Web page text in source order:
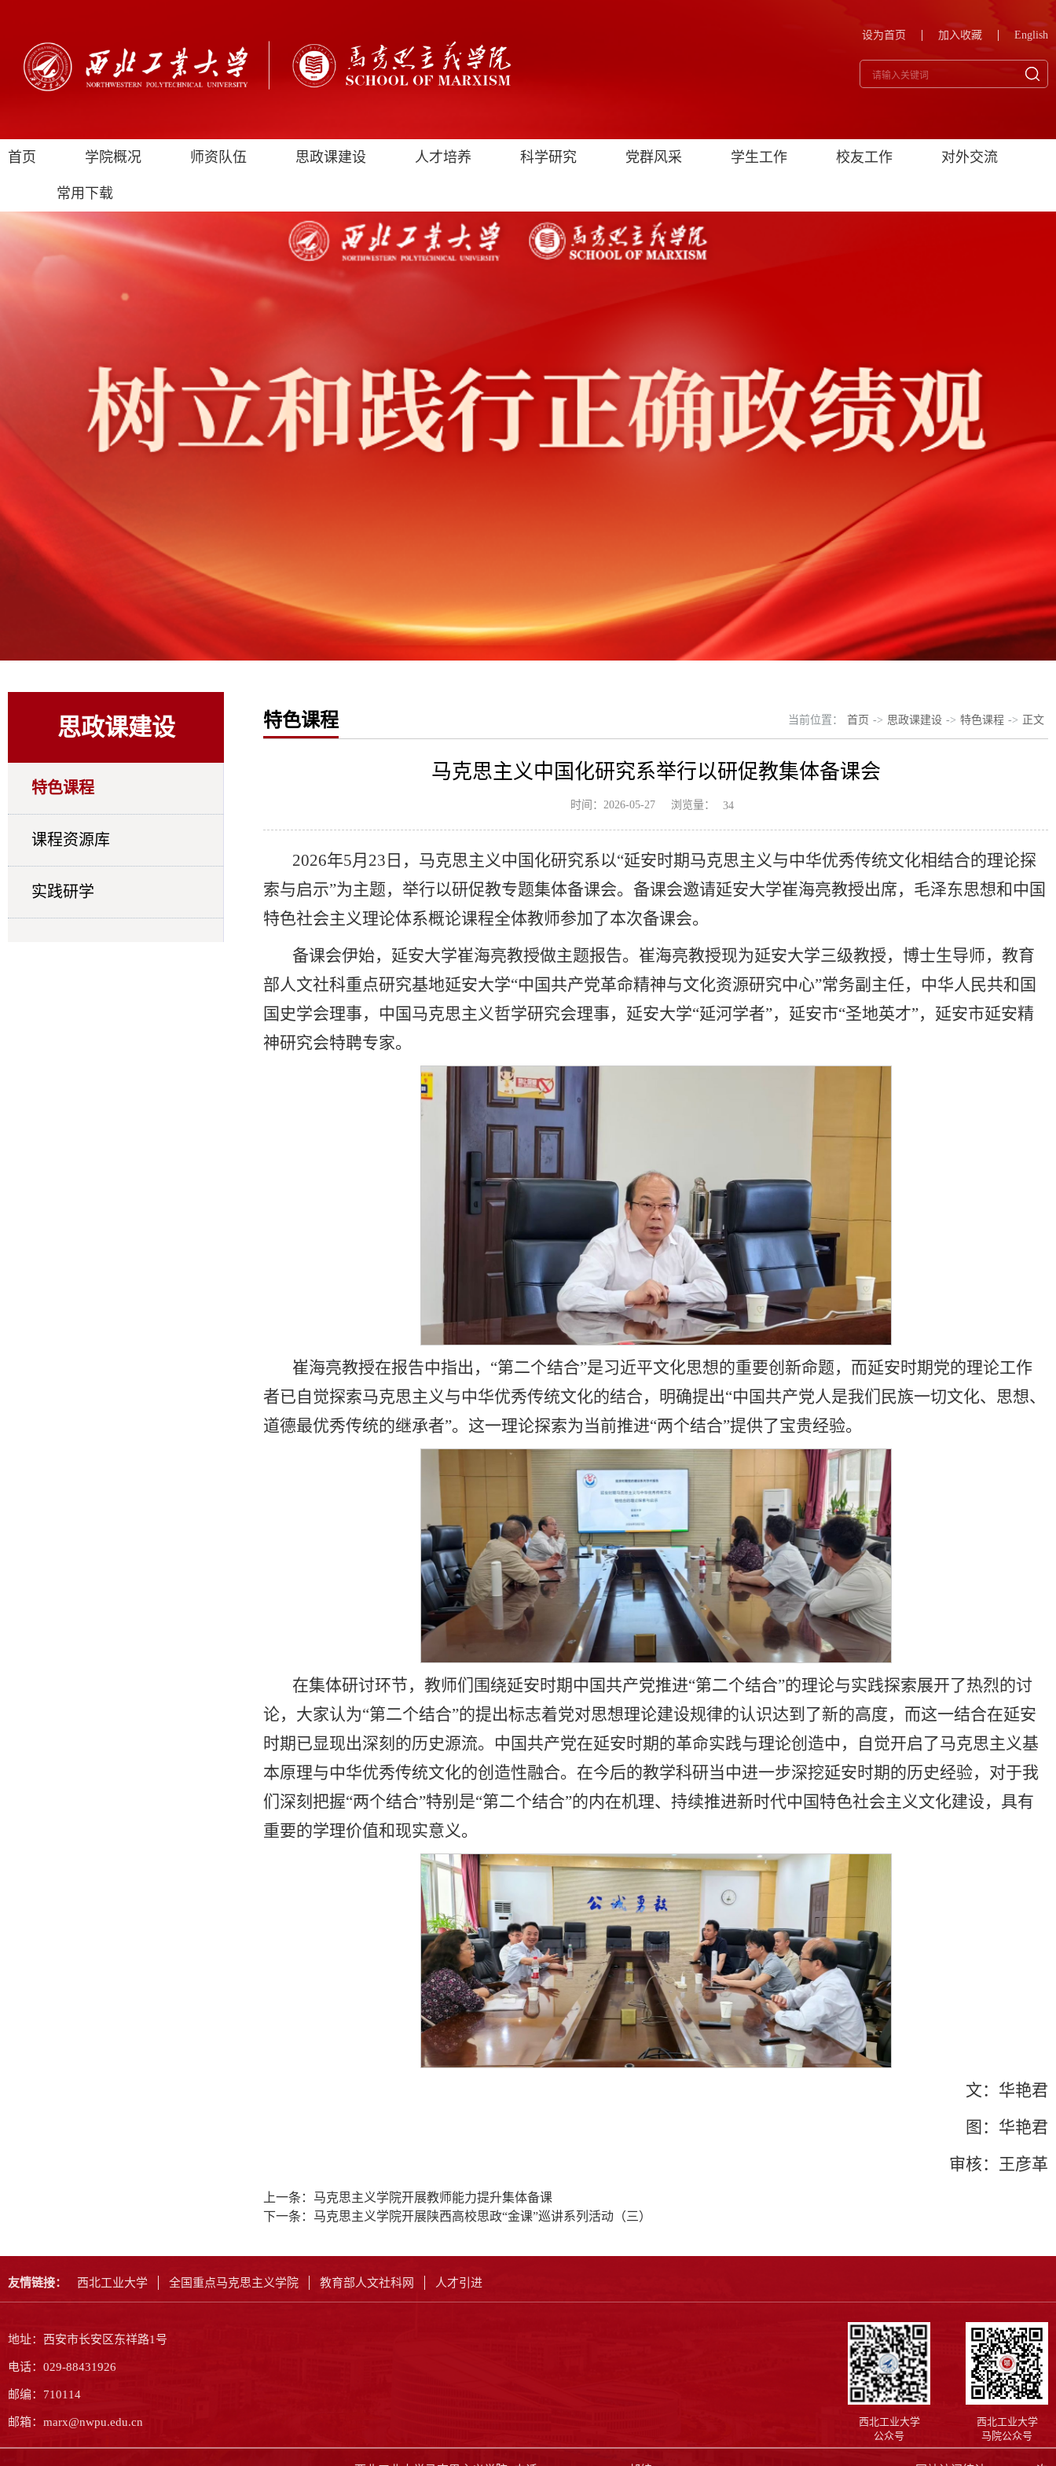
设为首页 加入收藏 English
首页 学院概况 师资队伍 思政课建设 人才培养 科学研究 党群风采 学生工作 校友工作 对外交流
常用下载
思政课建设
特色课程
课程资源库
实践研学
特色课程 当前位置： 首页 -> 思政课建设 -> 特色课程 -> 正文
马克思主义中国化研究系举行以研促教集体备课会
时间：2026-05-27 浏览量： 34
2026年5月23日，马克思主义中国化研究系以“延安时期马克思主义与中华优秀传统文化相结合的理论探
索与启示”为主题，举行以研促教专题集体备课会。备课会邀请延安大学崔海亮教授出席，毛泽东思想和中国
特色社会主义理论体系概论课程全体教师参加了本次备课会。
备课会伊始，延安大学崔海亮教授做主题报告。崔海亮教授现为延安大学三级教授，博士生导师，教育
部人文社科重点研究基地延安大学“中国共产党革命精神与文化资源研究中心”常务副主任，中华人民共和国
国史学会理事，中国马克思主义哲学研究会理事，延安大学“延河学者”，延安市“圣地英才”，延安市延安精
神研究会特聘专家。
崔海亮教授在报告中指出，“第二个结合”是习近平文化思想的重要创新命题，而延安时期党的理论工作
者已自觉探索马克思主义与中华优秀传统文化的结合，明确提出“中国共产党人是我们民族一切文化、思想、
道德最优秀传统的继承者”。这一理论探索为当前推进“两个结合”提供了宝贵经验。
在集体研讨环节，教师们围绕延安时期中国共产党推进“第二个结合”的理论与实践探索展开了热烈的讨
论，大家认为“第二个结合”的提出标志着党对思想理论建设规律的认识达到了新的高度，而这一结合在延安
时期已显现出深刻的历史源流。中国共产党在延安时期的革命实践与理论创造中，自觉开启了马克思主义基
本原理与中华优秀传统文化的创造性融合。在今后的教学科研当中进一步深挖延安时期的历史经验，对于我
们深刻把握“两个结合”特别是“第二个结合”的内在机理、持续推进新时代中国特色社会主义文化建设，具有
重要的学理价值和现实意义。
文：华艳君
图：华艳君
审核：王彦革
上一条： 马克思主义学院开展教师能力提升集体备课
下一条： 马克思主义学院开展陕西高校思政“金课”巡讲系列活动（三）
友情链接： 西北工业大学 全国重点马克思主义学院 教育部人文社科网 人才引进
地址：西安市长安区东祥路1号
电话：029-88431926
邮编：710114
邮箱：marx@nwpu.edu.cn
西北工业大学
公众号
西北工业大学
马院公众号